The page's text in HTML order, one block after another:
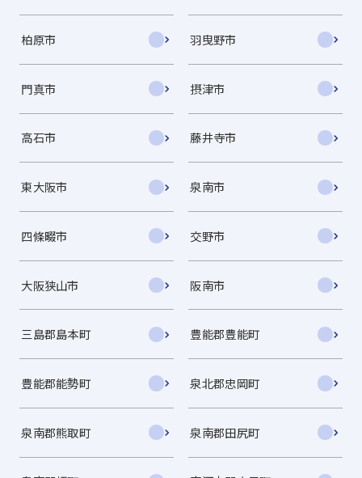
柏原市 羽曳野市
門真市 摂津市
高石市 藤井寺市
東大阪市 泉南市
四條畷市 交野市
大阪狭山市 阪南市
三島郡島本町 豊能郡豊能町
豊能郡能勢町 泉北郡忠岡町
泉南郡熊取町 泉南郡田尻町